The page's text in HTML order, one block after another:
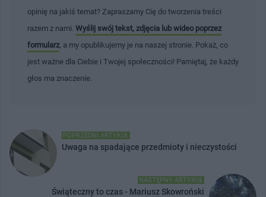
opinię na jakiś temat? Zapraszamy Cię do tworzenia treści
razem z nami. Wyślij swój tekst, zdjęcia lub wideo poprzez
formularz , a my opublikujemy je na naszej stronie. Pokaż, co
jest ważne dla Ciebie i Twojej społeczności! Pamiętaj, że każdy
głos ma znaczenie.
POPRZEDNI ARTYKUŁ
Uwaga na spadające przedmioty i nieczystości
NASTĘPNY ARTYKUŁ
Świąteczny to czas - Mariusz Skowroński